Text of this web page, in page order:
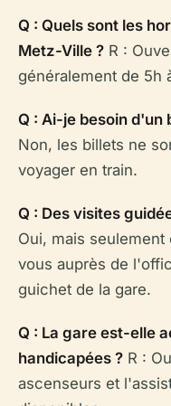
Q : Quels sont les
Metz-Ville ? R :
généralement de 5h
Q : Ai-je besoin d'un
Non, les billets ne
voyager en train.
Q : Des visites
Oui, mais
vous auprès de
guichet de la gare.
Q : La gare est-elle
handicapées ? R :
ascenseurs et